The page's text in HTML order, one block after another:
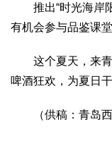
推出“时光海岸限
有机会参与品鉴课
这个夏天，来青
啤酒狂欢，为夏日
（供稿：青岛